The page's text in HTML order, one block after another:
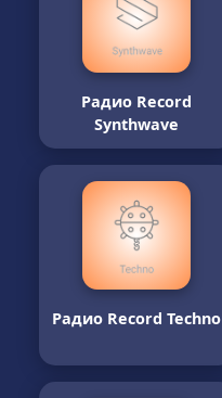
Радио Record
Synthwave
Радио Record Techno